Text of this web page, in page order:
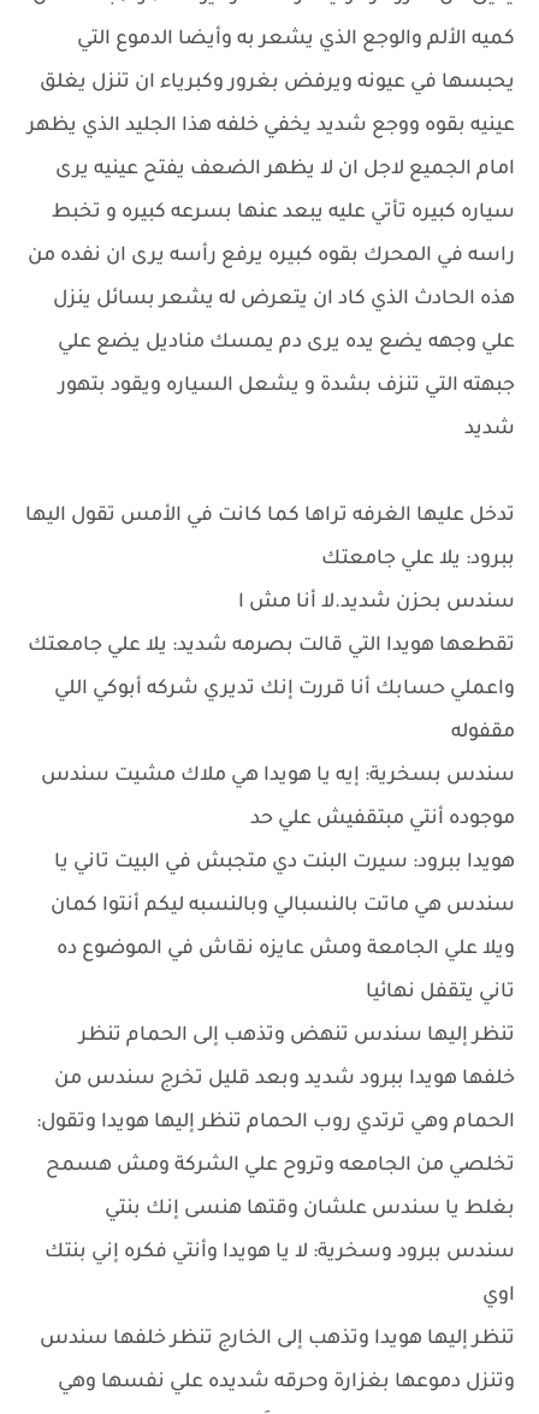
كميه الألم والوجع الذي يشعر به وأيضا الدموع التي
يحبسها في عيونه ويرفض بغرور وكبرياء ان تنزل يغلق
عينيه بقوه ووجع شديد يخفي خلفه هذا الجليد الذي يظهر
امام الجميع لاجل ان لا يظهر الضعف يفتح عينيه يرى
سياره كبيره تأتي عليه يبعد عنها بسرعه كبيره و تخبط
راسه في المحرك بقوه كبيره يرفع رأسه يرى ان نفده من
هذه الحادث الذي كاد ان يتعرض له يشعر بسائل ينزل
علي وجهه يضع يده يرى دم يمسك مناديل يضع علي
جبهته التي تنزف بشدة و يشعل السياره ويقود بتهور
شديد
تدخل عليها الغرفه تراها كما كانت في الأمس تقول اليها
ببرود: يلا علي جامعتك
سندس بحزن شديد.لا أنا مش ا
تقطعها هويدا التي قالت بصرمه شديد: يلا علي جامعتك
واعملي حسابك أنا قررت إنك تديري شركه أبوكي اللي
مقفوله
سندس بسخرية: إيه يا هويدا هي ملاك مشيت سندس
موجوده أنتي مبتقفيش علي حد
هويدا ببرود: سيرت البنت دي متجبش في البيت تاني يا
سندس هي ماتت بالنسبالي وبالنسبه ليكم أنتوا كمان
ويلا علي الجامعة ومش عايزه نقاش في الموضوع ده
تاني يتقفل نهائيا
تنظر إليها سندس تنهض وتذهب إلى الحمام تنظر
خلفها هويدا ببرود شديد وبعد قليل تخرج سندس من
الحمام وهي ترتدي روب الحمام تنظر إليها هويدا وتقول:
تخلصي من الجامعه وتروح علي الشركة ومش هسمح
بغلط يا سندس علشان وقتها هنسى إنك بنتي
سندس ببرود وسخرية: لا يا هويدا وأنتي فكره إني بنتك
اوي
تنظر إليها هويدا وتذهب إلى الخارج تنظر خلفها سندس
وتنزل دموعها بغزارة وحرقه شديده علي نفسها وهي